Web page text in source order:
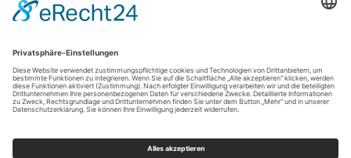
|Datenschutz
Stadtmarketing Warstein e.V. Dieplohstraße 1 59581 Warstein
Stadtmarketing Warstein e.V.